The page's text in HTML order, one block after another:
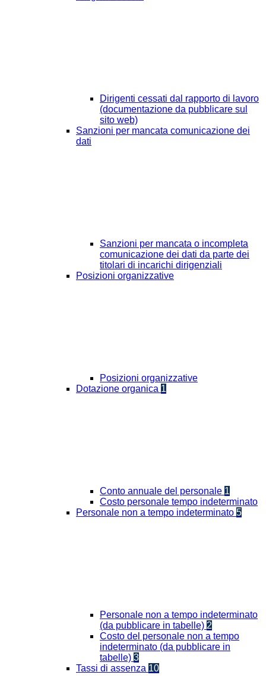
Dirigenti cessati dal rapporto di lavoro
(documentazione da pubblicare sul
sito web)
Sanzioni per mancata comunicazione dei
dati
Sanzioni per mancata o incompleta
comunicazione dei dati da parte dei
titolari di incarichi dirigenziali
Posizioni organizzative
Posizioni organizzative
Dotazione organica 1
Conto annuale del personale 1
Costo personale tempo indeterminato
Personale non a tempo indeterminato 5
Personale non a tempo indeterminato
(da pubblicare in tabelle) 2
Costo del personale non a tempo
indeterminato (da pubblicare in
tabelle) 3
Tassi di assenza 10